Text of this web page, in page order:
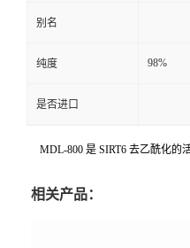
别名
纯度 98%
是否进口
MDL-800 是 SIRT6 去乙酰化的
相关产品：